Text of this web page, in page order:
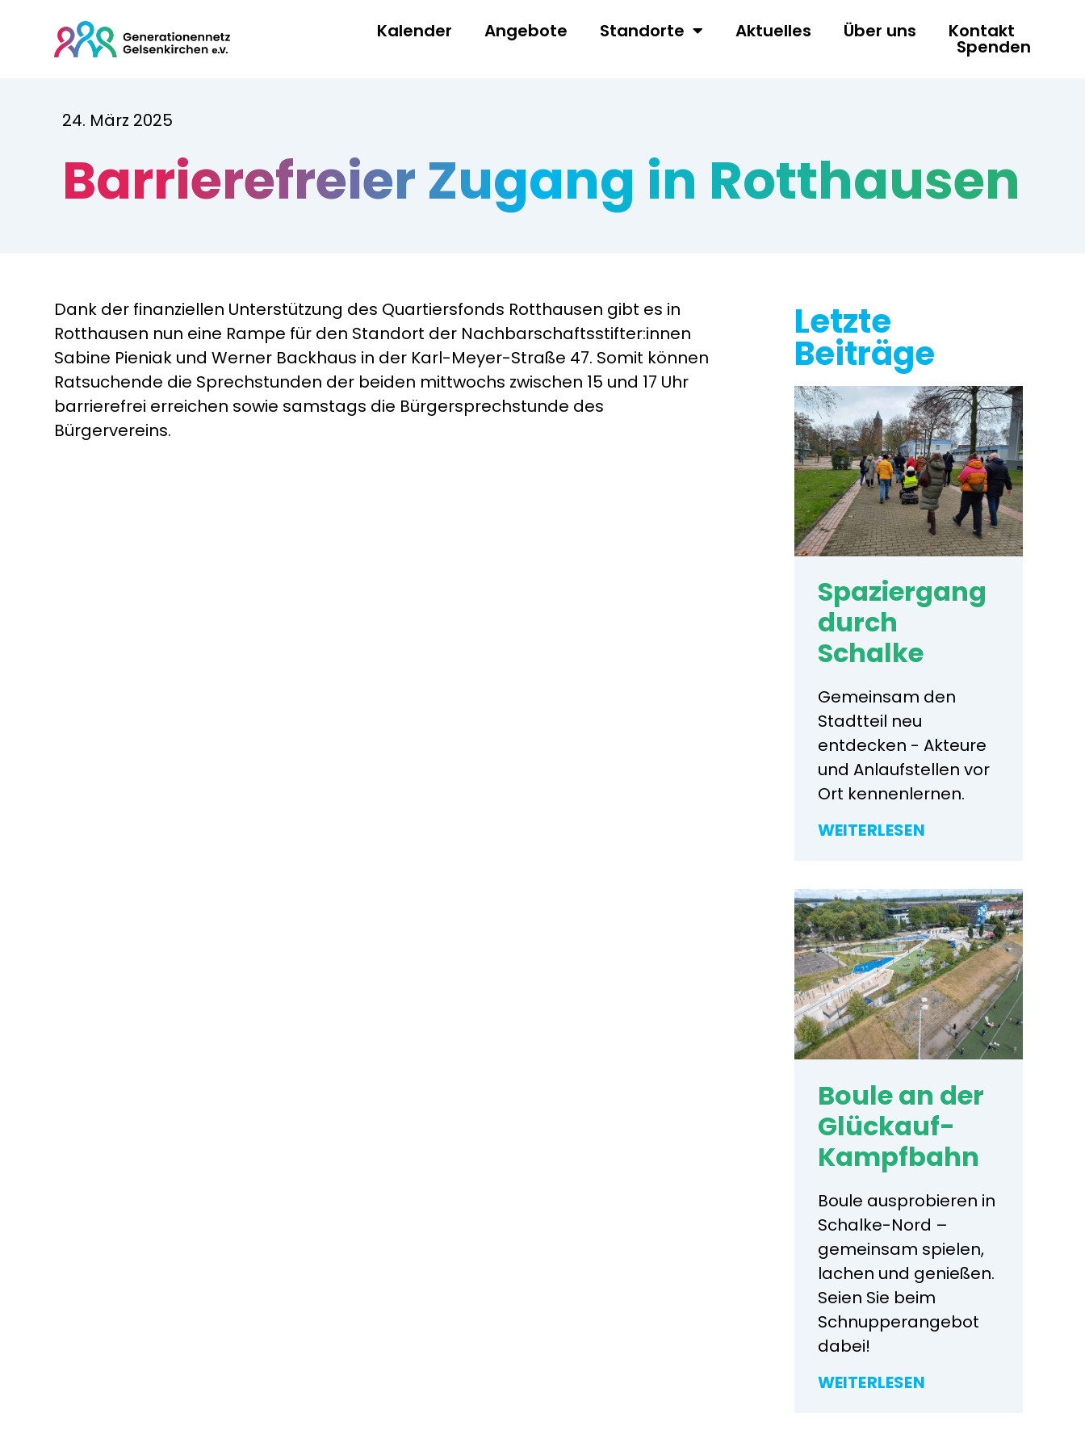
Kalender Angebote Standorte Aktuelles Über uns Kontakt
Spenden
24. März 2025
Barrierefreier Zugang in Rotthausen
Dank der finanziellen Unterstützung des Quartiersfonds Rotthausen gibt es in
Rotthausen nun eine Rampe für den Standort der Nachbarschaftsstifter:innen
Sabine Pieniak und Werner Backhaus in der Karl-Meyer-Straße 47. Somit können
Ratsuchende die Sprechstunden der beiden mittwochs zwischen 15 und 17 Uhr
barrierefrei erreichen sowie samstags die Bürgersprechstunde des
Bürgervereins.
Letzte
Beiträge
Spaziergang
durch
Schalke
Gemeinsam den
Stadtteil neu
entdecken - Akteure
und Anlaufstellen vor
Ort kennenlernen.
WEITERLESEN
Boule an der
Glückauf-
Kampfbahn
Boule ausprobieren in
Schalke-Nord –
gemeinsam spielen,
lachen und genießen.
Seien Sie beim
Schnupperangebot
dabei!
WEITERLESEN